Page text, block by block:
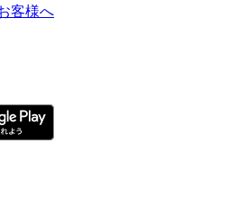
客様へ